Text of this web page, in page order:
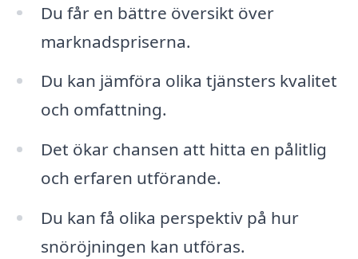
Du får en bättre översikt över
marknadspriserna.
Du kan jämföra olika tjänsters kvalitet
och omfattning.
Det ökar chansen att hitta en pålitlig
och erfaren utförande.
Du kan få olika perspektiv på hur
snöröjningen kan utföras.